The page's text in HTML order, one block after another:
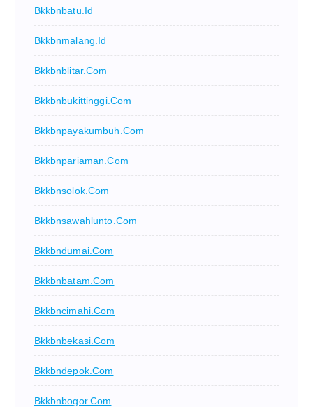
Bkkbnbatu.id
Bkkbnmalang.id
Bkkbnblitar.com
Bkkbnbukittinggi.com
Bkkbnpayakumbuh.com
Bkkbnpariaman.com
Bkkbnsolok.com
Bkkbnsawahlunto.com
Bkkbndumai.com
Bkkbnbatam.com
Bkkbncimahi.com
Bkkbnbekasi.com
Bkkbndepok.com
Bkkbnbogor.com